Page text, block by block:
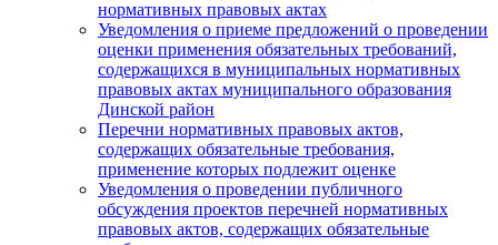
нормативных правовых актах
Уведомления о приеме предложений о проведении
оценки применения обязательных требований,
содержащихся в муниципальных нормативных
правовых актах муниципального образования
Динской район
Перечни нормативных правовых актов,
содержащих обязательные требования,
применение которых подлежит оценке
Уведомления о проведении публичного
обсуждения проектов перечней нормативных
правовых актов, содержащих обязательные